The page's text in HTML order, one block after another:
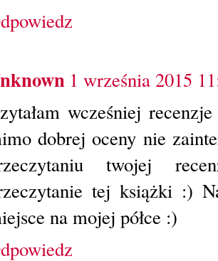
1 września 2015
wcześniej
dobrej oceny nie
twojej
tej książki :)
na mojej półce :)